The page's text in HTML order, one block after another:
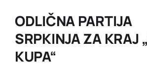
Akti SSAB
Kontakt
ODLIČNA PARTIJA
SRPKINJA ZA KRAJ
KUPA“